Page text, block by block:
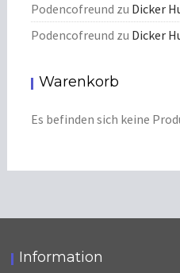
Podencofreund zu Dicker
Podencofreund zu Dicker
Warenkorb
Es befinden sich keine
Information